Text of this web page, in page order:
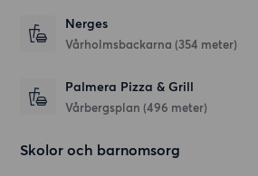
Nerges
Vårholmsbackarna (354 meter)
Palmera Pizza & Grill
Vårbergsplan (496 meter)
Skolor och barnomsorg